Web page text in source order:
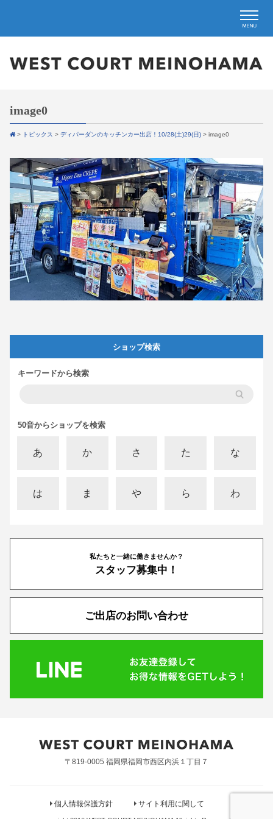
image0
> トピックス > ディパーダンのキッチンカー出店！10/28(土)29(日) > image0
ショップ検索
キーワードから検索
50音からショップを検索
あ か さ た な
は ま や ら わ
私たちと一緒に働きませんか？
スタッフ募集中！
ご出店のお問い合わせ
〒819-0005 福岡県福岡市西区内浜１丁目７
個人情報保護方針 サイト利用に関して